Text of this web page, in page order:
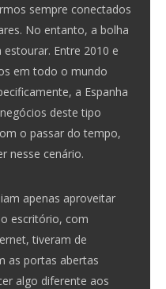
sempre conectados
No entanto, a bolha
Entre 2010 e
em todo o mundo
a Espanha
deste tipo
o passar do tempo,
nesse cenário.
apenas aproveitar
escritório, com
tiveram de
as portas abertas
algo diferente aos